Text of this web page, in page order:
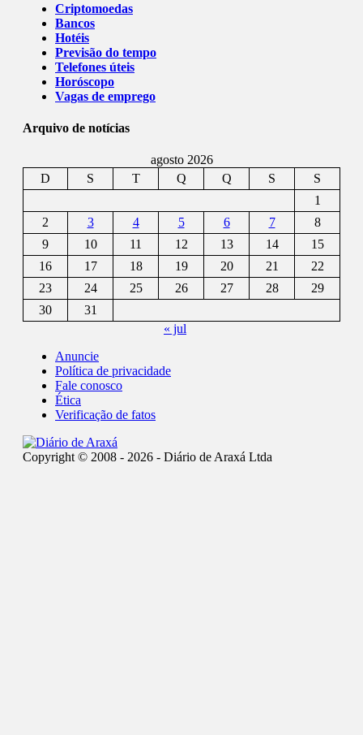
Criptomoedas
Bancos
Hotéis
Previsão do tempo
Telefones úteis
Horóscopo
Vagas de emprego
Arquivo de notícias
agosto 2026
D
S T Q Q S
S
1
2
3 4 5 6 7
8
9
10 11 12 13 14
15
16
17 18 19 20 21
22
23
24 25 26 27 28
29
30
31
« jul
Anuncie
Política de privacidade
Fale conosco
Ética
Verificação de fatos
Copyright © 2008 - 2026 - Diário de Araxá Ltda